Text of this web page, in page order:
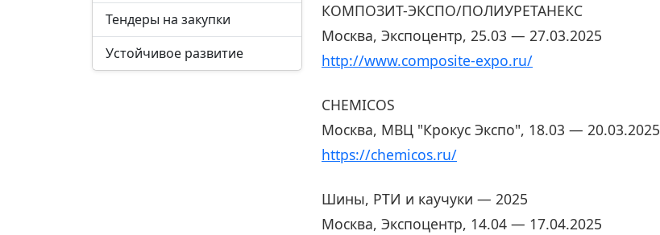
Тендеры на закупки
Устойчивое развитие
КОМПОЗИТ-ЭКСПО/ПОЛИУРЕТАНЕКС
Москва, Экспоцентр, 25.03 — 27.03.2025
http://www.composite-expo.ru/
CHEMICOS
Москва, МВЦ "Крокус Экспо", 18.03 — 20.03.2025
https://chemicos.ru/
Шины, РТИ и каучуки — 2025
Москва, Экспоцентр, 14.04 — 17.04.2025